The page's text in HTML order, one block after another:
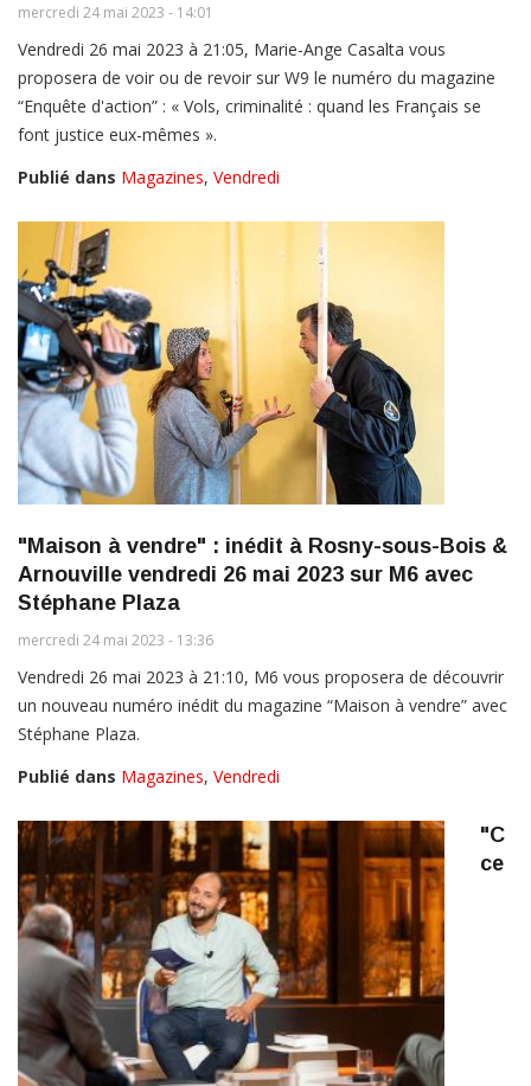
mercredi 24 mai 2023 - 14:01
Vendredi 26 mai 2023 à 21:05, Marie-Ange Casalta vous
proposera de voir ou de revoir sur W9 le numéro du magazine
“Enquête d'action” : « Vols, criminalité : quand les Français se
font justice eux-mêmes ».
Publié dans Magazines, Vendredi
"Maison à vendre" : inédit à Rosny-sous-Bois &
Arnouville vendredi 26 mai 2023 sur M6 avec
Stéphane Plaza
mercredi 24 mai 2023 - 13:36
Vendredi 26 mai 2023 à 21:10, M6 vous proposera de découvrir
un nouveau numéro inédit du magazine “Maison à vendre” avec
Stéphane Plaza.
Publié dans Magazines, Vendredi
"C
ce